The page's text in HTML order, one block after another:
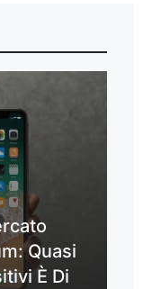
Quasi
È Di